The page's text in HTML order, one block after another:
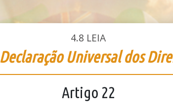
4.8 LEIA
Declaração Universal dos
Artigo 22